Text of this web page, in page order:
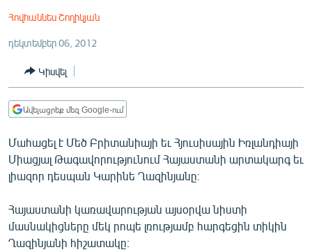
ՏՆՏԵՍՈՒԹՅՈՒՆ
ՂԱՐԱԲԱՂ
ՏԱՐԱԾԱՇՐՋԱՆ
ՄԻՋԱԶԳԱՅԻՆ
ՄՇԱԿՈՒՅԹ
ՍՊՈՐՏ
Հովհաննես Շողիկյան
դեկտեմբեր 06, 2012
Կիսվել
Ավելացրեք մեզ Google-ում
Մահացել է Մեծ Բրիտանիայի եւ Հյուսիսային Իռլանդիայի
Միացյալ Թագավորությունում Հայաստանի արտակարգ եւ
լիազոր դեսպան Կարինե Ղազինյանը։
Հայաստանի կառավարության այսօրվա նիստի
մասնակիցները մեկ րոպե լռությամբ հարգեցին տիկին
Ղազինյանի հիշատակը։